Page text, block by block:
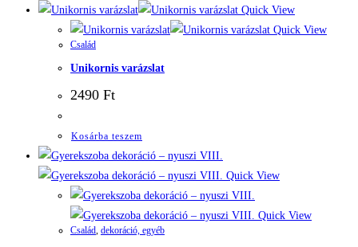
Quick View
Quick View
Család
Unikornis varázslat
2490 Ft
Kosárba teszem
Quick View
Quick View
Család dekoráció, egyéb